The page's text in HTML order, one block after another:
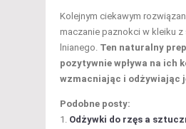
Kolejnym ciekawym
maczanie paznokci w kleiku z
lnianego. Ten naturalny
pozytywnie wpływa na ich
wzmacniając i odżywiając
Podobne posty:
Odżywki do rzęs a